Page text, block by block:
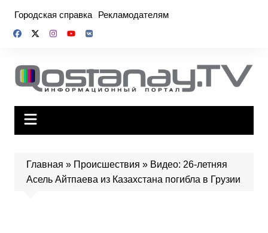
содержимому
Городская справка Рекламодателям
Главная » Происшествия » Видео: 26-летняя
Асель Айтпаева из Казахстана погибла в Грузии